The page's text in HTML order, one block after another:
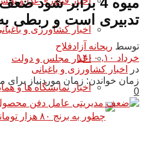
اخبار کشاورزی و
اخبار مجلس و دولت
اخبار نمایشگاه ها و
تدبیری است و ربطی به
توسط ریحانه آزادفلاح
خرداد ۱۰, ۱۴۰۰
در
اخبار کشاورزی و باغبانی
زمان خواندن: زمان موردنیاز برای
0